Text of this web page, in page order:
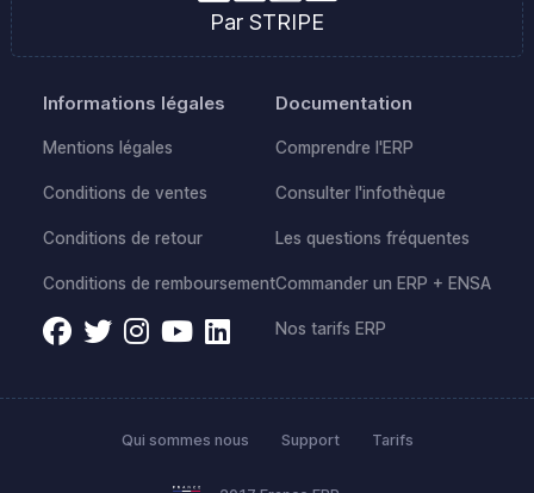
Par STRIPE
Informations légales
Mentions légales
Conditions de ventes
Conditions de retour
Conditions de remboursement
Documentation
Comprendre l'ERP
Consulter l'infothèque
Les questions fréquentes
Commander un ERP + ENSA
Nos tarifs ERP
Qui sommes nous Support Tarifs